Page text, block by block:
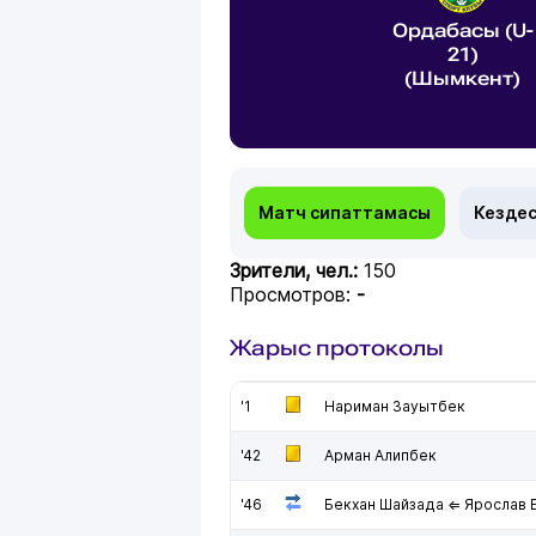
Ордабасы (U-
21)
(Шымкент)
Матч сипаттамасы
Зрители, чел.: 150
Просмотров: -
Жарыс протоколы
'1 Нариман Зауытбек
'42 Арман Алипбек
'46 Бекхан Шайзада ⇐ Ярослав